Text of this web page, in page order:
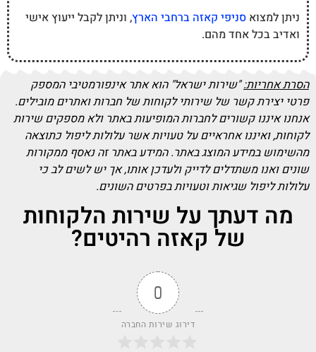
ניתן למצוא סניפי קאזה ברחבי הארץ, וניתן לקבל ייעוץ אישי
ואדיב בכל אחד מהם.
הסרת אחריות:"שירות ישראל" הוא אתר אינפורמטיבי המספק
פרטי יצירת קשר של שירותי לקוחות של חברות ואתרים מובילים.
אנחנו איננו קשורים לחברות המופיעות באתר ולא מספקים שירות
לקוחות, ואיננו אחראיים על טעויות אשר עלולות ליפול כתוצאה
מהשימוש במידע המוצג באתר. המידע באתר זה נאסף ממקורות
שונים ואנו משתדלים לדייק ולעדכן אותו, אך יש לשים לב כי
עלולות ליפול שגיאות וטעויות בפרטים השונים.
מה דעתך על שירות הלקוחות
של קאזה רהיטים?
0
דירוג שירות החברה